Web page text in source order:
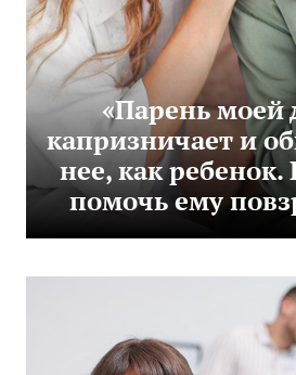
«Парень моей
капризничает и
нее, как ребенок.
помочь ему